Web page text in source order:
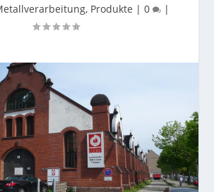
, Produkte | 0 |